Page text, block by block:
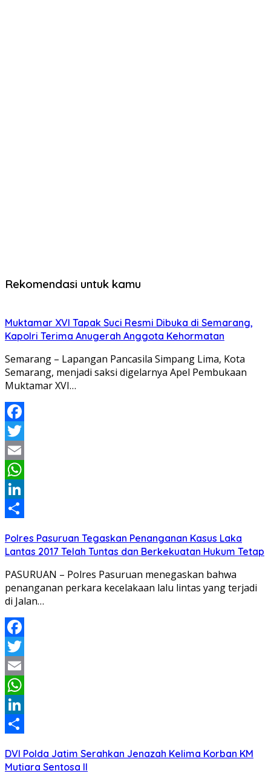
Rekomendasi untuk kamu
Muktamar XVI Tapak Suci Resmi Dibuka di Semarang,
Kapolri Terima Anugerah Anggota Kehormatan
Semarang – Lapangan Pancasila Simpang Lima, Kota
Semarang, menjadi saksi digelarnya Apel Pembukaan
Muktamar XVI…
Facebook
Twitter
Email
WhatsApp
LinkedIn
Polres Pasuruan Tegaskan Penanganan Kasus Laka
Lantas 2017 Telah Tuntas dan Berkekuatan Hukum Tetap
PASURUAN – Polres Pasuruan menegaskan bahwa
penanganan perkara kecelakaan lalu lintas yang terjadi
di Jalan…
Facebook
Twitter
Email
WhatsApp
LinkedIn
DVI Polda Jatim Serahkan Jenazah Kelima Korban KM
Mutiara Sentosa II